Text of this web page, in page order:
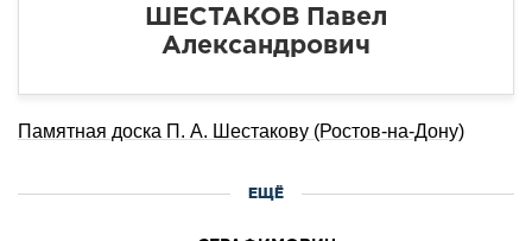
ШЕСТАКОВ Павел
Александрович
Памятная доска П. А. Шестакову (Ростов-на-Дону)
ЕЩЁ